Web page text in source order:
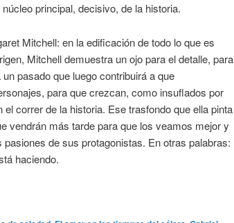
principal, decisivo, de la historia.
Mitchell: en la edificación de todo lo que es
Mitchell demuestra un ojo para el detalle, para
pasado que luego contribuirá a que
para que crezcan, como insuflados por
correr de la historia. Ese trasfondo que ella pinta
vendrán más tarde para que los veamos mejor y
de sus protagonistas. En otras palabras:
haciendo.